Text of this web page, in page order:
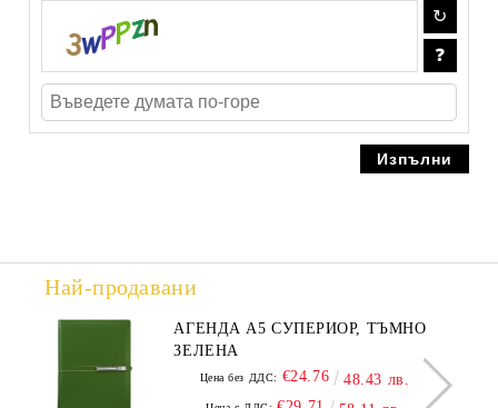
Най-продавани
АГЕНДА А5 СУПЕРИОР, ТЪМНО
ЗЕЛЕНА
Цена без ДДС: €24.76 48.43 лв.